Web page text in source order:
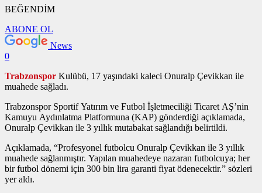
BEĞENDİM
ABONE OL
News
0
Trabzonspor Kulübü, 17 yaşındaki kaleci Onuralp Çevikkan ile
muahede sağladı.
Trabzonspor Sportif Yatırım ve Futbol İşletmeciliği Ticaret AŞ’nin
Kamuyu Aydınlatma Platformuna (KAP) gönderdiği açıklamada,
Onuralp Çevikkan ile 3 yıllık mutabakat sağlandığı belirtildi.
Açıklamada, “Profesyonel futbolcu Onuralp Çevikkan ile 3 yıllık
muahede sağlanmıştır. Yapılan muahedeye nazaran futbolcuya; her
bir futbol dönemi için 300 bin lira garanti fiyat ödenecektir.” sözleri
yer aldı.